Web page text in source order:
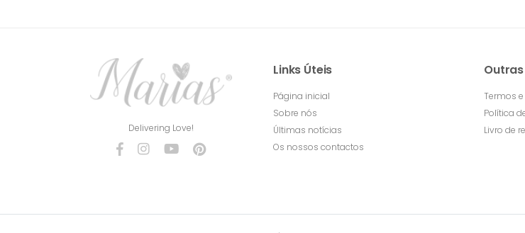
Delivering Love!
Links Úteis
Página inicial
Sobre nós
Últimas notícias
Os nossos contactos
Termos
Política
Livro de